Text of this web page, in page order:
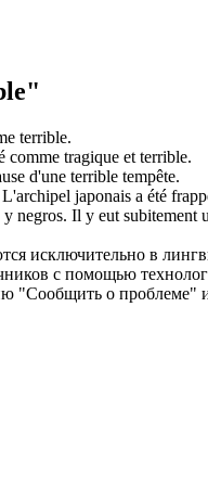
terrible.
comme tragique et terrible.
d'une terrible tempête.
L'archipel japonais a été
negros. Il y eut subitement
исключительно в
с помощью
"Сообщить о проблеме"